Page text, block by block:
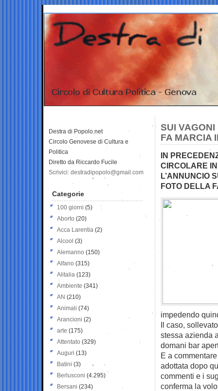
SUI
FA MARCIA
IN
CIRCOLARE
L’ANNUNCIO
FOTO DELLA
impedendo
Il caso,
stessa azienda
domani bar
E a
adottata dopo
commenti e i
conferma la
Destra di Popolo.net
Circolo Genovese di Cultura e
Politica
Diretto da Riccardo Fucile
Scrivici: destradipopolo@gmail.com
Categorie
100 giorni (5)
Aborto (20)
Acca Larentia (2)
Alcool (3)
Alemanno (150)
Alfano (315)
Alitalia (123)
Ambiente (341)
AN (210)
Animali (74)
Arancioni (2)
arte (175)
Attentato (329)
Auguri (13)
Batini (3)
Berlusconi (4.295)
Bersani (234)